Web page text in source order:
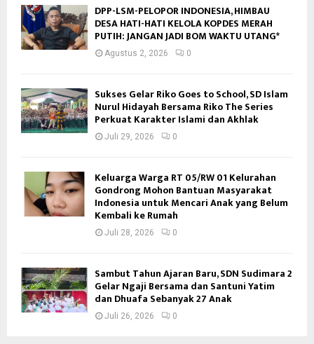
DPP-LSM-PELOPOR INDONESIA, HIMBAU
DESA HATI-HATI KELOLA KOPDES MERAH
PUTIH: JANGAN JADI BOM WAKTU UTANG*
Agustus 2, 2026 0
Sukses Gelar Riko Goes to School, SD Islam
Nurul Hidayah Bersama Riko The Series
Perkuat Karakter Islami dan Akhlak
Juli 29, 2026 0
Keluarga Warga RT 05/RW 01 Kelurahan
Gondrong Mohon Bantuan Masyarakat
Indonesia untuk Mencari Anak yang Belum
Kembali ke Rumah
Juli 28, 2026 0
Sambut Tahun Ajaran Baru, SDN Sudimara 2
Gelar Ngaji Bersama dan Santuni Yatim
dan Dhuafa Sebanyak 27 Anak
Juli 26, 2026 0